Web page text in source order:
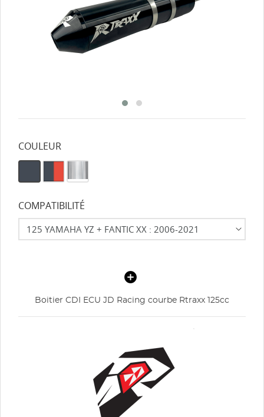
COULEUR
COMPATIBILITÉ
Boitier CDI ECU JD Racing courbe Rtraxx 125cc